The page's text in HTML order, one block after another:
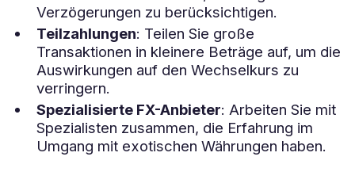
Verzögerungen zu berücksichtigen.
Teilzahlungen: Teilen Sie große
Transaktionen in kleinere Beträge auf, um die
Auswirkungen auf den Wechselkurs zu
verringern.
Spezialisierte FX-Anbieter: Arbeiten Sie mit
Spezialisten zusammen, die Erfahrung im
Umgang mit exotischen Währungen haben.